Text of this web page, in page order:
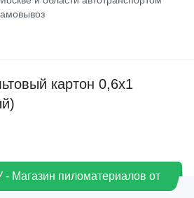
картон 0,6х1
Магазин пиломатериалов от